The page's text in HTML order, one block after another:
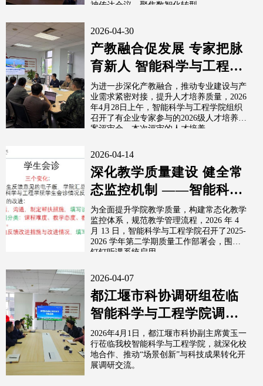
神传达会议，聚焦数智化转型、...
2026-04-30
产教融合促发展 专家把脉
育新人 智能科学与工程学
院成功召开2026级人才培
养方案...
为进一步深化产教融合，推动专业建设与产
业需求紧密对接，提升人才培养质量，2026
年4月28日上午，智能科学与工程学院组织
召开了有企业专家参与的2026级人才培养方
案评审会，本次评审的人才培养...
2026-04-14
深化教学质量建设 健全常
态监控机制 ——智能科学
与工程学院召开钉钉听课
启用、领导...
为全面提升学院教学质量，构建常态化教学
监控体系，规范教学管理流程，2026 年 4
月 13 日，智能科学与工程学院召开了2025-
2026 学年第二学期质量工作部署会，围绕
钉钉听课系统启用...
2026-04-07
都江堰市科协调研组莅临
智能科学与工程学院调研
交流
2026年4月1日，都江堰市科协副主席黄玉一
行莅临我校智能科学与工程学院，就深化校
地合作、推动“场景创新”与科技成果转化开
展调研交流。